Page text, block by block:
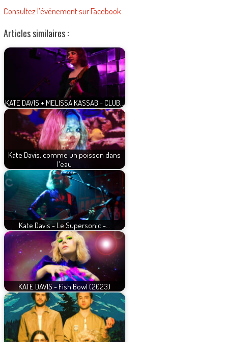
Consultez l’événement sur Facebook
Articles similaires :
KATE DAVIS + MELISSA KASSAB - CLUB…
Kate Davis, comme un poisson dans
l'eau
Kate Davis - Le Supersonic -…
KATE DAVIS - Fish Bowl (2023)